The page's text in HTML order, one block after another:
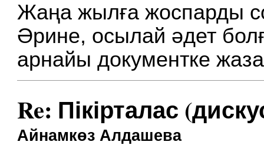
Жаңа жылға жоспарды
Әрине, осылай әдет
арнайы документке
Re: Пікірталас
Айнамкөз Алдашева